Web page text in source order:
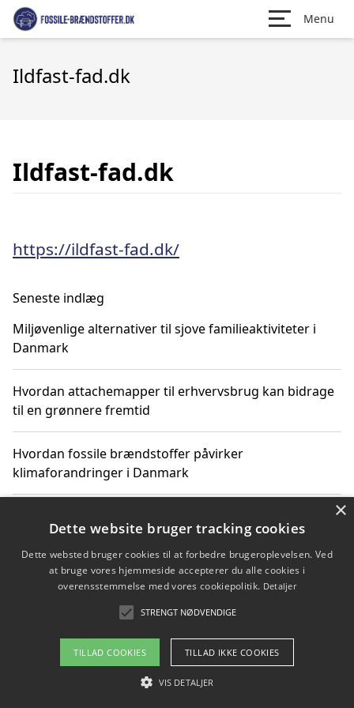
Menu
Ildfast-fad.dk
Ildfast-fad.dk
https://ildfast-fad.dk/
Seneste indlæg
Miljøvenlige alternativer til sjove familieaktiviteter i
Danmark
Hvordan attachemapper til erhvervsbrug kan bidrage
til en grønnere fremtid
Hvordan fossile brændstoffer påvirker
klimaforandringer i Danmark
klimaændringer
Hvordan citater om fossile brændstoffer kan ændre
Copyright 2026 - Pilanto Aps
Om / kontakt
×
Dette website bruger tracking cookies
Dette websted bruger cookies til at forbedre brugeroplevelsen. Ved
at bruge vores hjemmeside accepterer du alle cookies i
overensstemmelse med vores cookiepolitik. Detaljer
STRENGT NØDVENDIGE
TILLAD COOKIES TILLAD IKKE COOKIES
VIS DETALJER